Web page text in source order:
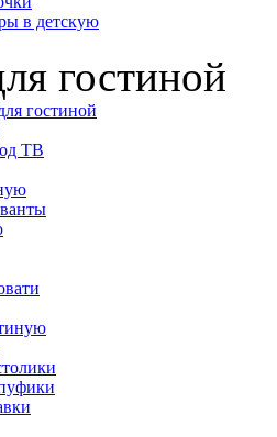
в детскую
гостиной
гостиной
ТВ